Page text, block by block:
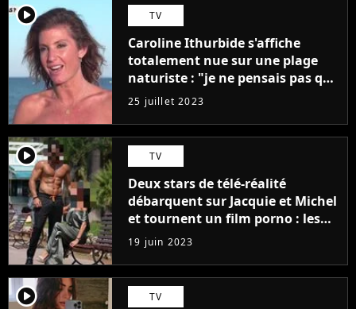
player2 TV
Caroline Ithurbide s'affiche
totalement nue sur une plage
naturiste : "je ne pensais pas que
j'arriverais à le faire..."
25 juillet 2023
player2 TV
Deux stars de télé-réalité
débarquent sur Jacquie et Michel
et tournent un film porno : les
premières images du tournage
(exclu)
19 juin 2023
player2 TV